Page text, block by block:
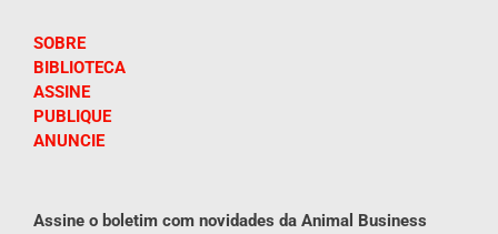
SOBRE
BIBLIOTECA
ASSINE
PUBLIQUE
ANUNCIE
Assine o boletim com novidades da Animal Business